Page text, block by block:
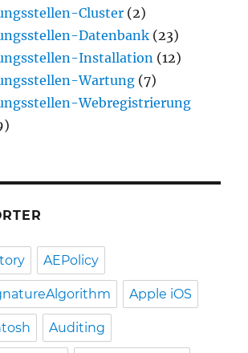
Cluster (2)
Datenbank (23)
Installation (12)
Wartung (7)
Webregistrierung
AEPolicy
Apple iOS
Auditing